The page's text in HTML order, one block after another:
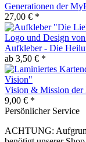
Generationen der
27,00 € *
Aufkleber - Die
ab 3,50 € *
Vision & Mission
9,00 € *
Persönlicher Service
ACHTUNG: